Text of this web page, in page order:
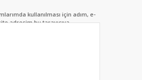
kullanılması için adım, e-
adresim bu tarayıcıya